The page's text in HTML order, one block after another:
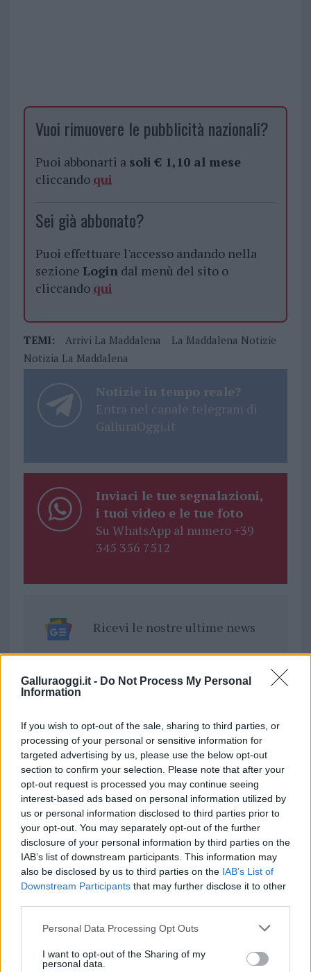
Galluraoggi.it - Do Not Process My Personal
Information
If you wish to opt-out of the sale, sharing to third parties, or
processing of your personal or sensitive information for
targeted advertising by us, please use the below opt-out
section to confirm your selection. Please note that after your
opt-out request is processed you may continue seeing
interest-based ads based on personal information utilized by
us or personal information disclosed to third parties prior to
your opt-out. You may separately opt-out of the further
disclosure of your personal information by third parties on the
IAB’s list of downstream participants. This information may
also be disclosed by us to third parties on the IAB’s List of
Downstream Participants that may further disclose it to other
Please note that this website/app uses one or more Google
not limited to your visit or usage behaviour. You may click to
grant or deny consent to Google and its third-party tags to
Personal Data Processing Opt Outs
I want to opt-out of the Sharing of my
personal data.
Vuoi rimuovere le pubblicità nazionali?
Puoi abbonarti a soli € 1,10 al mese
cliccando qui
Sei già abbonato?
Puoi effettuare l'accesso andando nella
sezione Logindal menù del sito o
cliccando qui
TEMI: Arrivi La Maddalena
La Maddalena Notizie
Notizia La Maddalena
Notizie in tempo reale?
Entra nel canale telegram di
GalluraOggi.it
Inviaci le tue segnalazioni,
i tuoi video e le tue foto
Su WhatsApp al numero +39
345 356 7512
Ricevi le nostre ultime news
Condividi l'articolo
F
a
ce
b
o
o
k
T
w
it
te
r
Pi
n
te
re
st
W
h
at
s
A
p
p
S
h
a
re
Articolo precedente
Prossimo articolo
NOTIZIE RECENTI
reading su Atzeni